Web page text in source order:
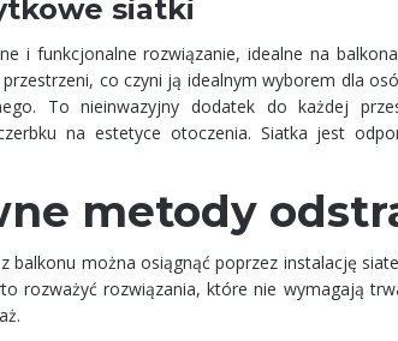
siatki
i funkcjonalne rozwiązanie, idealne na
co czyni ją idealnym wyborem dla
To nieinwazyjny dodatek do każdej
na estetyce otoczenia. Siatka jest
metody
balkonu można osiągnąć poprzez instalację
rozważyć rozwiązania, które nie wymagają